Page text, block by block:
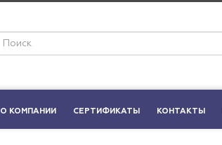
О КОМПАНИИ СЕРТИФИКАТЫ КОНТАКТЫ